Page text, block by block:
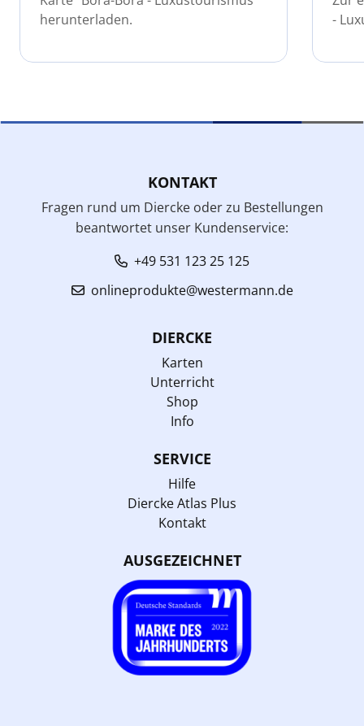
herunterladen.
-
KONTAKT
Fragen rund um Diercke oder zu Bestellungen
beantwortet unser Kundenservice:
+49 531 123 25 125
onlineprodukte@westermann.de
DIERCKE
Karten
Unterricht
Shop
Info
SERVICE
Hilfe
Diercke Atlas Plus
Kontakt
AUSGEZEICHNET